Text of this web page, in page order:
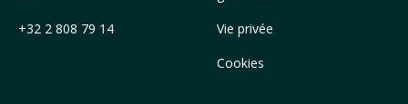
+32 2 808 79 14
Vie privée
Cookies